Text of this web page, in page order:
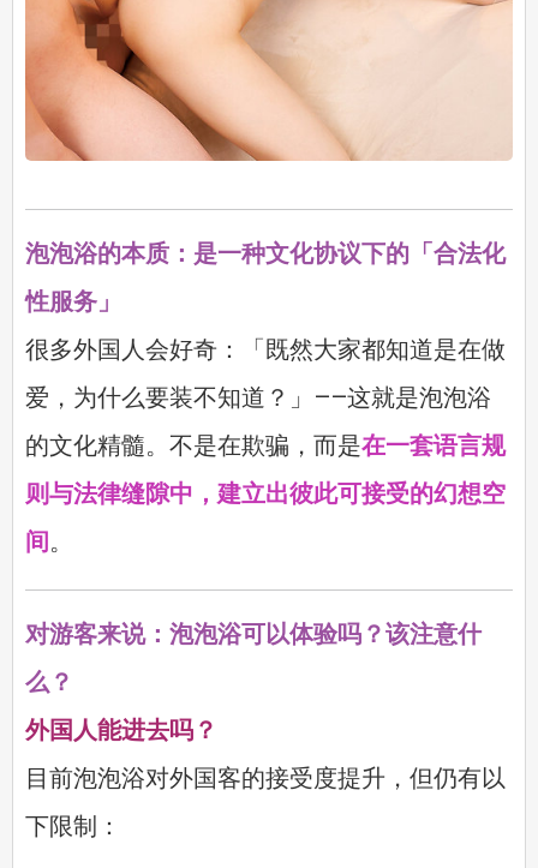
泡泡浴的本质：是一种文化协议下的「合法化
性服务」
很多外国人会好奇：「既然大家都知道是在做
爱，为什么要装不知道？」——这就是泡泡浴
的文化精髓。不是在欺骗，而是在一套语言规
则与法律缝隙中，建立出彼此可接受的幻想空
间。
对游客来说：泡泡浴可以体验吗？该注意什
么？
外国人能进去吗？
目前泡泡浴对外国客的接受度提升，但仍有以
下限制：